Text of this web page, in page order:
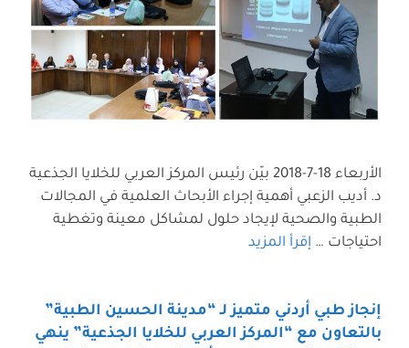
الأربعاء 18-7-2018 بيّن رئيس المركز العربي للخلايا الجذعية
د. أديب الزعبي أهمية إجراء الأبحاث العلمية في المجالات
الطبية والصحية لإيجاد حلول لمشاكل معينة وتغطية
احتياجات … إقرأ المزيد
إنجاز طبي أردني متميز لـ “مدينة الحسين الطبية”
بالتعاون مع “المركز العربي للخلايا الجذعية” ينهي